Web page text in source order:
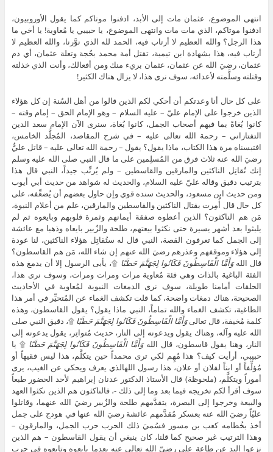
انتهى الموضوع، عثمان مات إلى الأبد، ادفنوا موتاكم كما يقول الأوروبيون،
ادفنوا موتاكم، الذي مات مات وانتهى الموضوع، يا حبيبي يا مُعاوية! يا أخي ما
هذا الرجل؟ والله العظيم لا أرتاب فيه، الحمد لله الذي نوَّرنا، والله العظيم لا
أرتاب فيه، هذا بشهادة ابن تيمية، تقتل أمة محمد بحُجة وتعلة عثمان، أي دم
عثمان، رضيَ الله عن عثمان، عثمان بريء منك ومن أفعالك، وأنت الذي خذلته
وقتلته وسلَّمته لأعدائه، سوف نرى هذا، لا يزال هناك الكثير!
على كل حال أنا وعدتكم أن أحكي لكم الذين قالوا من أهل السُنة إن كل هؤلاء
الذين خرجوا على الإمام عليّ – عليه السلام – وهو الإمام الحق – إمام وقته –
كانوا بُغاةً بما فيهم أصحاب الجمل، كانوا بُغاة، سنرى الآن الإمام سعد الدين
التفتازاني – رحمة الله تعالى عليه – في شرح المقاصد، المُجلَّد الخامس،
افتبسناه مرة هذا الكتاب، ماذا يقول؟ يقول – رحمة الله تعالى عليه – قاتل عليٌّ
رضيَ الله عنه ثلاث فرق من المُسلِمين على ما قال النبي صلى الله عليه وسلم
إنك تُقاتِل الناكثين والمارقين والقاسطين – ولم يُرتِّب جيداً، النبي قال هذا
بترتيب دقيق وقاله عليّ عليه السلام، والحديث له شواهد من حديث أبي أيوب
ومن حديث ابن مسعود، والحديث سنده قوي وإن حاول بعضهم أن يُضعِّفه، على
كل حال قال أُمِرت بقتال الناكثين والقاسطين والمارقين، علم من أعلام النبوة،
مَن هم الناكثون؟ الذين أعطوه صفقة أيمانهم وثمرة قلوبهم وبايعوه ثم لم
يلبثوا بعد أشهر يسيرة حتى نكثوا بيعتهم، طلحة والزُبير بايعاه وذهبا مع عائشة
إلى الجمل كما تعرفون القصة، النبي قال له ستُقاتِل هؤلاء الناكثين، لنا عودة
إلى هؤلاء وموقفهم وعذرهم رضيَ الله عنهم إن شاء الله، مَن هم القاسطون؟
قال اللهوَأَمَّا الْقَاسِطُونَ فَكَانُوا لِجَهَنَّمَ حَطَبًا ۩، يأبى الرسول إلا أن يدمغ هذه
الفئة الباغية بالذات وهي فئة مُعاوية مرات ومرات ومرات، وسوف نرى هذا،
الحلقات أمامنا طويلة، سوف نرى الدمغات النبوية لمُعاوية في الأحاديث
الصحيحة، هناك دمغات واضحة، كما قلت تكشف الغماء عن المُتحيِّر في أمر هذا
الطاغية، تكشف الغماء والله تماماً، النبي ماذا يقول؟ يقول القاسطون، وهذه
كلمة مُخيفة، قال تعالىوَأَمَّا الْقَاسِطُونَ فَكَانُوا لِجَهَنَّمَ حَطَبًا ۩، دقيق النبي صلى
الله عليه وآله، وهناك يقول ويدعونه إلى النار، حديث مُتواتِر، يقول يدعونه إلى
النار، وهنا يقول قاسطون، قال اللهوَأَمَّا الْقَاسِطُونَ فَكَانُوا لِجَهَنَّمَ حَطَبًا ۩ يا حبيبي، أرأيت كيف؟ هذا مُهِم لكي ترى محمداً حين يتكلَّم، هذا ليس فقيهاً أو مُؤلِّفاً أو ابناً لفلان أو علان، هذا رسول اللهالذي يعرف ويحكي عن الغيب، يرى أموراً ويتكلَّم، (ملحوظة) قال الأستاذ الدكتور عدنان إبراهيم لأحد الحضور طبعاً سوف أقرأ لكم تخريجه فيما بعد وما إلى ذلك -، فالناكثون هم الذين نكثوا العهد والبيعة وخرجوا إلى البصرة، يتقدَّمهم طلحة والزُبير رضيَ الله عنهما، وقاتلوا عليّاً رضيَ الله عنه بعسكر مُقدَّمهم عائشة رضيَ الله عنها في هودج على جمل أخذ بخُطامه كعب بن مسور فسُميَ ذلك الحرب حرب الجمل، والمارقون – وهذا الترتيب غير صحيح كما قلنا، كان ينبغي أن يقول القاسطون – هم الذين نزعوا اليد عن طاعة علي رضيّ الله تعالى عنه بعدما بايعوه وتابعوه في حرب أهل الشام زعماً منهم أنه كفر – لعنة الله عليهم – حيث رضيَ بالتحكيم – وهم الخوارج، والنبي قال يمرقون من الدين كما يمرق السهم من الرمية ثم لا يعودون فيه حتى يهود السهم في فوقه، هل تعرف كيف تُفوِّق السهم؟ يستحيل أن تُرجِعه إلى نفس المكان بالضبط الذي انطلق منه، هذا مُستحيل، مُستحيل أن تفعل هذا، قال هل يُمكِن أن يعود سهم بعد خروجه إلى فوقه؟ يستحيل، ولذلك أنا أُحذِّر، والله العظيم هذه فائدة مُهِمة جداً جداً، هذا الحديث وهو مُخرَّج في الصحيحين أجدانا أو أفادنا فائدة جديدة عظيمة مُخيفة، كل مَن تلوَّث بنزعة خارجية يُخشى عليه أن يُظلِم قلبه وأن يُفارِقه رُشده إلى أن يلقى الله لقول المُصطفى المعصوم ثم لا يعودون فيه، وأنا قد وجدت بالاختبار أن كل مَن يكون خارجياً دون أن يدري ويظن أنه على مذهب السُنة والجماعة ويقول أنا سلفي وأنا كذا وكذا وهو خارجي يقدح في إيمان هذا ويُكفِّر هذا ويُكفِّر هذا العالم ويُكفِّر ذاك الإمام ويُكفِّر هذا الداعية يستحيل أن يعود على شيئ كان عليه، فقط تكفير وكفر وشرك مُخرِج من الملة وما إلى ذلك، سُبحان الله هؤلاء بالذات في النقاش وفي الجدال يستحيل أن يعودوا على شيئ هم عليه، تستطيع أن تُقنِع الصخر الصلد وهؤلاء لا يعودون، لأنهم انطبق عليهم قول رسول الله ثم لا يعودون فيه، لن يفهم الواحد منهم، سوف يعيش وهو يُكفِّر إلى أن يلقى الله فاحذروه، أنا أقول لكم احذروا باسم السلفية والسُنة والدين الصحيح أن تتلوَّثوا بلوثة خارجية، احذروا من تكفير الأمة، احذروا من هذا، ابن تيمية رحمة الله عليه وعفا الله عنه وسامحه كان مُستاهِلاً في التكفير وهذا عكس ما يُشاع عنه، كان مُتساهِلاً في التكفير، ابن تيمية في أول مُجلَّدات مجموع الفتاوى يتحدَّث عن الجهر بالنية، وطبعاً هذا بدعة وغير ثابت، قال لكن مَن جهر بها وأصر على ذلك يُستتاب وإلا قُتِل، يا سلام! ما هذا يا ابن تيمية؟ ما هذا؟ بماذا؟ هل حداً؟ ليس حداً، بقيَ أن يكون ماذا؟ ردةً وكفراً، أي أنه كفَّره لأنه مُستاهِل، كان مُتساهِلاً في هذا، لكن في آخر حياته لما نضج واكتمل في أشياء مُعيَّنة نقل عنه الذهبي غير هذا، وهذا ثابت، قال الذهبي أنا أشهد بأن هذا سمعته منه وما إلى ذلك، علماً بأنه كتب هذا، قال واشهدوا علىّ أني لا أُكفِّر أحداً من أهل القبلة، كل هذا الذي دخلنا فيه غير صحيح، رجل من أهل القبلة يقول الشهادتين ويُصلي صلاتنا ويستقبل قبلتنا لا تُكفِّره، انس أن تقول لي هذا زيدي أو مُعتزِلي أو خارجي أو إباضي أو سُني أو سلفي أو صوفي أو أشعري أو إمامي وما إلى ذلك، لا تقل هذا الكلام الفارغ، هذه أمة مُوحِّدة مُسلِمة وانتهى الأمر، امش ولا تُكفِّر، هو هذا، المُهِم هؤلاء الخوارج، هذه فائدة فاحفظوها، النبي يقول ثم لا يعودون فيه حتى يعود السهم في فوقه، هذا أمر خطير، لن يرجعوا، سوف يظلون هكذا إلى أن سلقوا الله، اللهم لا ترجعنا خوارج، أف! مروق من الدين هذا مُخيف -، وذلك أنه لما طالت مُحارَبة علي رضيَ الله تعالى عنه ومُعاوية بصفين واستمرت – انظر إلى هذا، يعرف أنها طويلة طبعاً، استمرت إلى أشهر – اتفق الفريقان على تحكيم أبي موسى الأشعري وعمرو بن العاص – أنتم تعرفون هذه القصة – في أمر الخلافة وعلي الرضا بما يريانه، فاجتمع الخوارج على عبد الله بن وهب الراسبي وساروا إلى النهروان وسار إليهم عليّ رضيَ الله تعالى عنه بعسكره وكسرهم وقتل الكثير منهم وذلك حرب الخوارج وحرب النهروان، والقاسطون مُعاوية وأتباعه الذين اجتمعوا عليه وعدلوا عن طريق الحق الذي – (ملحوظة) سأل أحد الحضور عن المصدر الذي يقرأ منه الأستاذ الدكتور عدنان إبراهيم فقال فضيلته هذا التفتازاني، شرح المقاصد، من كتب العقيدة المشهورة جداً، التفتازاني حنفي ماتريدي رضوان الله عليه، وهو عقل ضخم جداً جداً، هذا الكتاب عجيب – هو بيعة عليّ رضيَ الله تعالى عنه والدخول تحت طاعته ذهاباً إلى أنه مالأ على قتل عثمان رضيَ الله تعالى عنه حيث ترك مُعاوَنته – الأمور هنا أوضح منها عند ابن تيمية، قال مُعاوية وجماعته ذهبوا بحُجة أن عليّاً مالأ على قتل عثمان، أي اشترك في القتل وساعد بطريقة أو بأُخرى، ابن تيمية لم يقل هذا في حق مُعاوية، لكن هذه الحقيقة، والحقيقة لا تزال أفدح من هذا – وجعل – أي عليّ جعل – قتلته خواصه وبطانته، فاجتمع الفريقان بصفين وهي قرية خراب من قرى الروم على غلوة من الفرات – هي بين الشام وبين العراق طبعاً -، ودامت الحرب بينهم شهوراً – الدكتور الذي رد علىّ قال ثماني ساعات، هنا يقول شهوراً – فسُمي ذلك حرب صفين، والذي اتفق عليه – هنا موضع الشاهد وأهم شيئ – أهل الحق أن المُصيب في جميع ذلك عليٌّ رضيَ الله تعالى عنه – قال في جميع ذلك، ما المُراد بقوله في جميع ذلك؟ في الجمل وفي الصفين وفي النهروانات، المرحوم كان يقول النهروانات لأنها ليست واحدة، معارك كثيرة مع الخوارج -، لما ثبت من إمامته ببيعة أهل الحل والعقد ولما ظهر من تفاوت ما بينه وبين المُخالِفين – مَن أنتم؟ – سيما مُعاوية وأحزابه – أرأيتم؟ إذا جاز لأحد عنده القليل من العقل أن يُقارِن بين طلحة والزُبير عليّ فإنه لا يجوز لعاقل أن يُدخِل عليّاً في مُقارَنة مع مُعاوية أفندي هذا، لا يجوز أبداً، قال سيما، قد تقول لي مُعاوية اعترف، هذا صحيح وهذا موجود عند الطبري وفي كل كتب التواريخ، قال له رسول عليّ هل تظن أنك مثل عليّ؟ قال لا، حاشا لله، لا أظن هذا أبداً، لا رأيت نفسي مثل عليّ ولا أقول أنني مثله، عليّ أفضل مني في سابقته وإسلامه وجهاده وكذا وكذا، أنا أقول لكم هذا المُخادِع الكذوب، هل تعرفون لماذا؟ لأنه بعد ذلك في دومة الجندل بعد التحكيم واللعبة التي حدثت وهذا في صحيح البخاري قال مَن كان يرى أنه أحق بهذا الأمر منا فليُطلِع لنا قرنه، مَن كان جالساً؟ الحسن بن عليّ وعبد الله بن عمر وابن أبي بكر، أي عبد الرحمن، فالثلاثة كانوا جلوساً، هناك علماء فعلاً عندهم نوع من الذكاء فقالوا هنا انتقص الثلاثة، لم يترك أحداً منهم، قال فليُطلِع لنا قرنه في البخاري، فلنحن أحق به منه ومن أبيه، مَا هذا الدجّال؟ أنت أمس كنت تقول غير هذا، لكن أمس أمس واليوم اليوم كما يُقال، شخصية غريبة، هذا مفهوم، اقرأه لتفهمه، وهذا في البخاري وهو تصريح، قال نحن أحق به منه ومن أبيه، يا عبد الرحمن نحن أحق بالأمر منك ومن أبيك أبي بكر، ويا ابن عمر نحن أحق بالأمر منك ومن أبيك عمر، ويا حسن نحن أحق بالأمر منك ومن أبيك عليّ، وسوف نرى ماذا فعل، ظل يُقاتِل جماعة عليّ ويذبح، شيئ رهيب الرجل -،وتكاثر من الأخبار في كون الحق معه وما وقع عليه الاتفاق حتى من الأعداء إلى أنه أفضل زمانه – عليّ عليه السلام – وأنه لا أحق بالإمامة منه – الإمام أحمد سألوه هل ترى أن عليّاً هو رابع الراشدين؟ كان يُوجَد شك عند أهل السُنة، اعتبروا الخلافة ثلاث، عليّ لا يدخل، كان يُشكِّكون فيه لأنهم على طريقة مُعاوية، فقال أحمد جزاه الله خيراً كلمة حق، قال مَن لم يُربِّع بعليّ في الخلافة فهو أضل من حمار أهله، أنا وجدت الإمام ابن أبي العز عفا الله عنه وسامحه وعني معه في شرح الطحاوية سوف يكون بحسب كلام أحمد أضل من كذا، لأن في شرح الطحاوية أتى بحديث ورؤيا رآها أحد الصحابة في قصة طويلة، وأيَّد أن الخلفاء ثلاثة وعليّ في الحقيقة لا هو خليفة ولا هو ملك، هو ليس خليفة وليس ملكاً أيضاً، ولم ينتظم في زمانه الأمر يقول ابن أبي العز، هذا شرح السُنة، هذه عقيدة التي يُعلِّمونا إياها، هذه عقيدة تُدرَّس في الجامعات وفي المدارس وفي المساجد، يقولون لك شرح الطحاوية، يا عدنان أما قرأت كلام كذا وكذا؟ يقول والصحابة كذا وكذا، أنت تأتي لي ببيتين من الشعر في حين أننا قرأنا الكتب والشروحات كلها ولا نرضى عن الكلام الفارغ هذا، هؤلاء هُبل، يظنون أننا قرأنا عشرين صفحة ثم جئنا لكي نتكلَّم مثلهم، نحن لا نرضى عن هذا العبط، كيف تقول لي يا ابن أبي العز أن علياً في النهاية ليس ملكاً حتى؟ كيف تقول ليس عنده شرف أن يكون ملكاً أو خليفة؟ لماذا؟ ما هي حُجتك؟ النبي قال هو خليفة، النبي قال بشكل واضح هذا، قال ابن أي العز لأن لم ينتظم الأمر عنده، لم ينتظم في زمانه لا خلافة ولا ملك، لم تُوجَد خلافة بنسبة مائة في المائة ولا مُلك ومن ثم يخرج من الموضوع، يُصبِح Outside، الإمام أحمد في زمانه قال مَن لم يُربِّع بعليّ في الخلافة فهو أضل من حمار أهله، (ملحوظة) سأل أحد الحضور عن مصدر الكلام فقال الأستاذ الدكتور عدنان إبراهيم هناك كتب كثيرة الآن لا أستحضرها، لو هدأت قليلاً سوف أستحضرها لك، هذا موجود في عدة مصادر، هناك مصادر كثيرة، وهذا مشهور عن الإمام أحمد، (ملحوظة) سأل أحد الحضور هل المقصود هو العز بن عبد السلام؟ فقال فضيلته لا، هذا ابن أبي العز الحنفي وهو عالم غير مشهور، من علماء الأحنفاء، قيل في القرن التاسع الهجري، شارح الطحاوية، ليس عز الدين بن عبد السلام السُلمي المعروف بسُلطان العلماء، المُهِم أنه يقول وأنه لا أحق بالإمامة منه، اسمع الآن موضع الشاهد في هذه الكلمة – والمُخالِفون – مَن الذين خالفوه الآن؟ ثلاثة، أصحاب الجمل وأصحاب صفين وأصحاب النهروان – بُغاة – كلهم – لخروجهم على الإمام الحق بشُبهة هي تركه القصاص من قتلة عثمان رضيَ الله تعالى عنه ولقوله صلى الله عليه وسلم لعمّار تقتلك الفئة الباغية وقد قتل يوم صفين على يد أهل الشام ولقول علي رضيَ الله تعالى عنه إخواننا بغوا علينا – هنا يُوجَد تنبيه، إخواننا بغوا علينا هذه لم يقلها عليّ في صفين أو في أهل صفين، هذه على كل حال من رواية أبي البُختري عن عليّ، وأبو البُختري في الصحيح لم يلق عليّاً فهو يُرسِل، وهذه الرواية موجودة عند أبي شيبة وعند غيره من رواية أبي البُختري عن عليّ، وأبو البُختري لم يلق عليّاً، فالرواية ضعيفة، لا كلام في هذا، لا تقدر على تصحيحها، لا تُصحِّحها لأن هذا سندها الوحيد، أبو البُختري عن عليّ، وأبو البُختري قال عنه العلماء أحاديثه لينة، ليَّنوا أحاديثه، ليس إنساناً قوياً، وهو يُرسِل لأنه لم يتلق عليّاً أصلاً، لم يتلق عليّاً، احفظوا هذه لأن هذه دائماً تُقال، قيل هل هم مُشرِكون؟ قال من الشرك فروا، فهل هم مُنافِقون؟ قال المُنافِقون لا يذكرون الله إلا قليلاً، فما هم؟ قال إخواننا بالأمس بغوا علينا، أي اليوم، قالوا قال هذا في مُعاوية، والله ما قالها في مُعاوية، والحديث ضعيف طبعاً، الأثر ضعيف لانقطاعه، فهو مُنقطِع، أبو البُختري عن عليّ مُنقطِع، ثم قالها في الجمل كما هي الرواية، قال في الجمل، سُئل عن أهل الجمل، لماذا سكتم عن الجمل وقلتم ما قلتم؟ من أجل مُعاوية وجماعة مُعاوية، هذا تدليس، تدليس باهت وسخيف، وهو ضعيف على كل حال، إذن ماذا يقول؟ بغوا علينا، هذا خطأ من إمام لا يعرف الأسانيد فقال ما قال – وليسوا كفاراً – وهذا صحيح – ولا فسقة – هذا غير صحيح، قطعاً هم فسقة، كيف لا يكونون فسقة؟ – ولا ظلمة – هذا غير صحيح، قطعاً هم ظلمة، هؤلاء بُغاة وسوف نرى هذا، وعمّار قال لا تقولوا كفر أهل الشام لكن قولوا فسق أهل الشام، فهم فسقة، كيف لا يكونون فسقة؟ كيف يكونون دُعاة إلى النار وبُغاة ولا يكونون فسقة؟ سوف نرى هذا – لما لهم من التأويل وإن كان باطلاً – انظر إلى هذا، قال تأويلهم باطل، في قلبه شيئ – فغاية الأمر أنهم أخطأوا في الاجتهاد وذلك لا يُوجِب التفسيق فضلاً عن التكفير – وسوف نرى الرد على هذا، الصحابة كان مذهبهم ضد الكلام هذا، أنهم فسّاق وفجّار وض